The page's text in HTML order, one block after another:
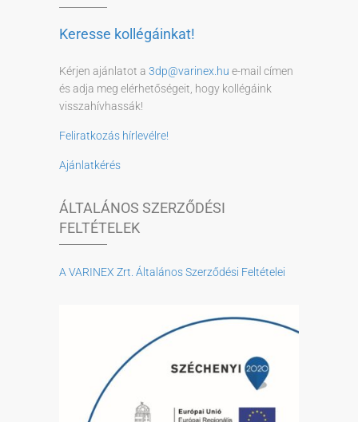
Keresse kollégáinkat!
Kérjen ajánlatot a 3dp@varinex.hu e-mail címen
és adja meg elérhetőségeit, hogy kollégáink
visszahívhassák!
Feliratkozás hírlevélre!
Ajánlatkérés
ÁLTALÁNOS SZERZŐDÉSI
FELTÉTELEK
A VARINEX Zrt. Általános Szerződési Feltételei